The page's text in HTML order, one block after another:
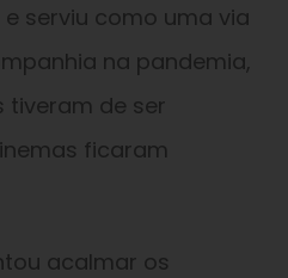
serviu como uma via
na pandemia,
tiveram de ser
ficaram
acalmar os